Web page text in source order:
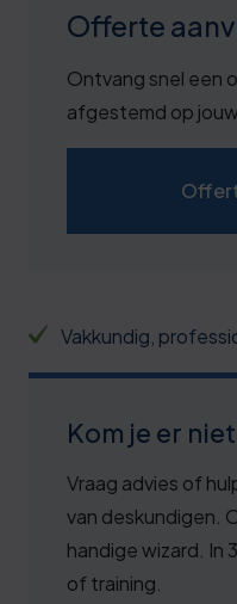
Offerte
Ontvang snel een
afgestemd op
Vakkundig,
Kom je er
Vraag advies of
van deskundigen.
handige wizard. In
of training.